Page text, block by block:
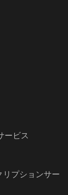
ービス
プションサー